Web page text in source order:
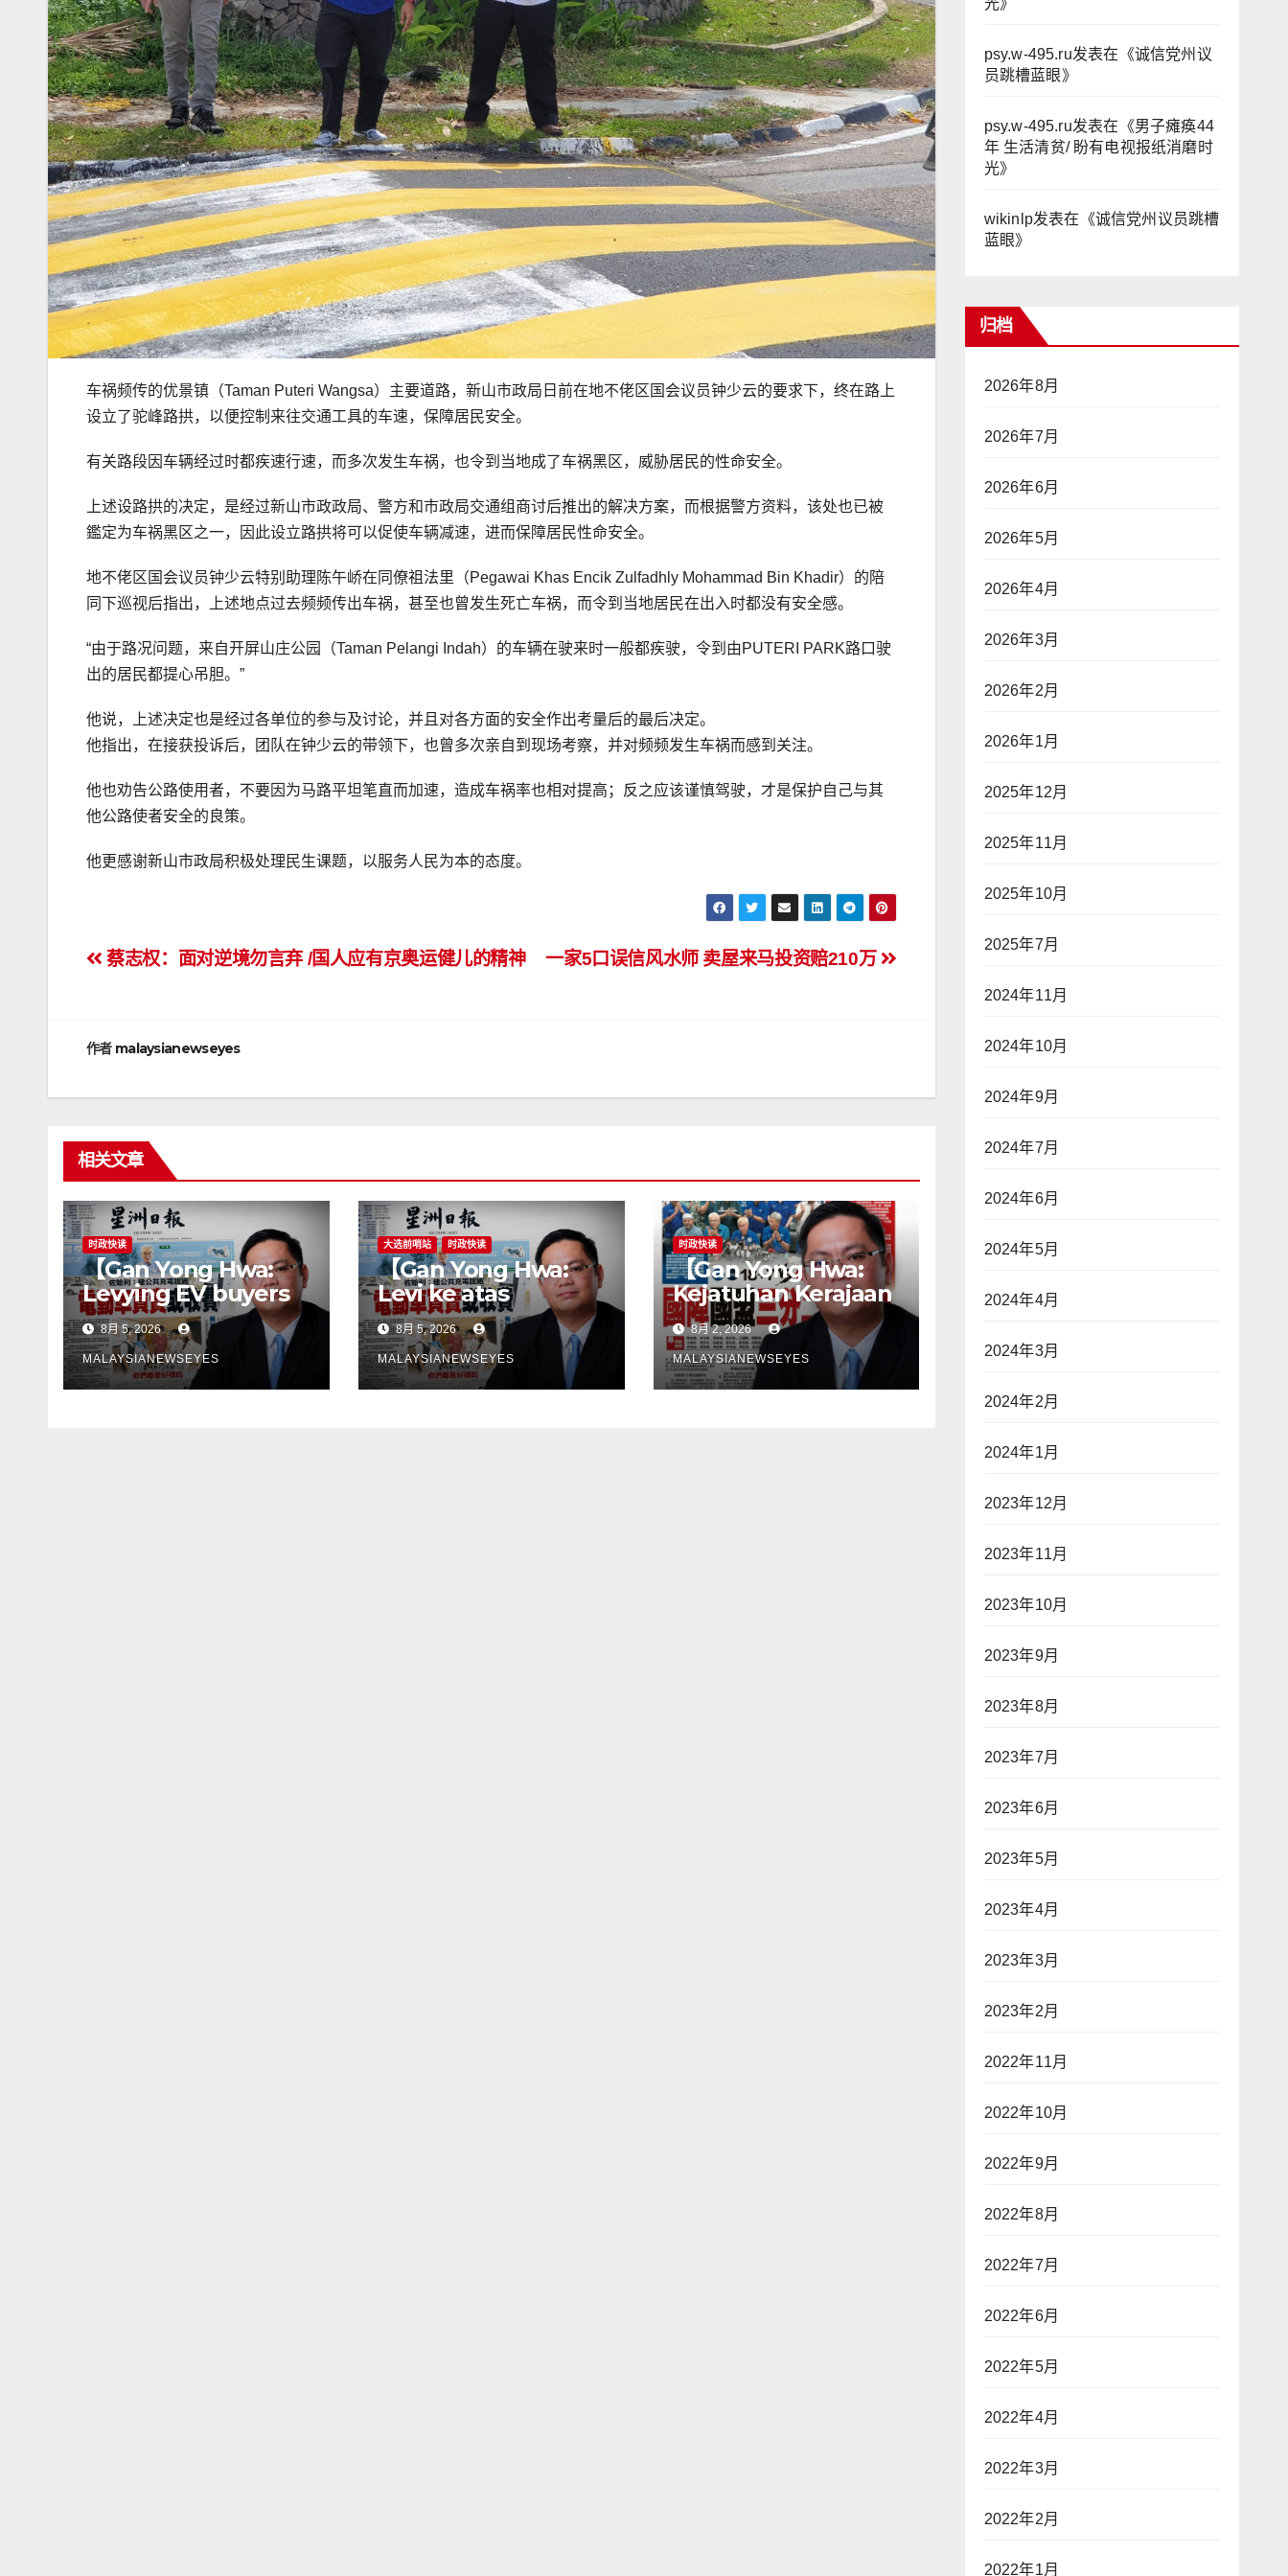
车祸频传的优景镇（Taman Puteri Wangsa）主要道路，新山市政局日前在地不佬区国会议员钟少云的要求下，终在路上
设立了驼峰路拱，以便控制来往交通工具的车速，保障居民安全。
有关路段因车辆经过时都疾速行速，而多次发生车祸，也令到当地成了车祸黑区，威胁居民的性命安全。
上述设路拱的决定，是经过新山市政政局、警方和市政局交通组商讨后推出的解决方案，而根据警方资料，该处也已被
鑑定为车祸黑区之一，因此设立路拱将可以促使车辆减速，进而保障居民性命安全。
地不佬区国会议员钟少云特别助理陈午峤在同僚祖法里（Pegawai Khas Encik Zulfadhly Mohammad Bin Khadir）的陪
同下巡视后指出，上述地点过去频频传出车祸，甚至也曾发生死亡车祸，而令到当地居民在出入时都没有安全感。
“由于路况问题，来自开屏山庄公园（Taman Pelangi Indah）的车辆在驶来时一般都疾驶，令到由PUTERI PARK路口驶
出的居民都提心吊胆。”
他说，上述决定也是经过各单位的参与及讨论，并且对各方面的安全作出考量后的最后决定。
他指出，在接获投诉后，团队在钟少云的带领下，也曾多次亲自到现场考察，并对频频发生车祸而感到关注。
他也劝告公路使用者，不要因为马路平坦笔直而加速，造成车祸率也相对提高；反之应该谨慎驾驶，才是保护自己与其
他公路使者安全的良策。
他更感谢新山市政局积极处理民生课题，以服务人民为本的态度。
文
导
一家5口误信风水师 卖屋来马投资赔210万
蔡志权：面对逆境勿言弃 /国人应有京奥运健儿的精神
作者 malaysianewseyes
相关文章
时政快读
【Gan Yong Hwa:
Levying EV buyers
to fund charging
stations puts the
cart before the
horseGovernment
8月 5, 2026
MALAYSIANEWSEYES
大选前哨站 时政快读
【Gan Yong Hwa:
Levi ke atas
pembeli EV untuk
membina stesen
pengecasan satu
langkah
8月 5, 2026
MALAYSIANEWSEYES
时政快读
【Gan Yong Hwa:
Kejatuhan Kerajaan
Negeri Sembilan
Adalah Undi Tidak
Percaya Terhadap
Pentadbiran Anwar
8月 2, 2026
MALAYSIANEWSEYES
光》
psy.w-495.ru发表在《诚信党州议
员跳槽蓝眼》
psy.w-495.ru发表在《男子瘫痪44
年 生活清贫/ 盼有电视报纸消磨时
光》
wikinlp发表在《诚信党州议员跳槽
蓝眼》
归档
2026年8月
2026年7月
2026年6月
2026年5月
2026年4月
2026年3月
2026年2月
2026年1月
2025年12月
2025年11月
2025年10月
2025年7月
2024年11月
2024年10月
2024年9月
2024年7月
2024年6月
2024年5月
2024年4月
2024年3月
2024年2月
2024年1月
2023年12月
2023年11月
2023年10月
2023年9月
2023年8月
2023年7月
2023年6月
2023年5月
2023年4月
2023年3月
2023年2月
2022年11月
2022年10月
2022年9月
2022年8月
2022年7月
2022年6月
2022年5月
2022年4月
2022年3月
2022年2月
2022年1月